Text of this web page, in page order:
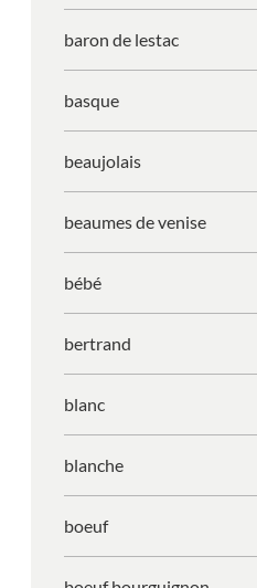
baron de lestac
basque
beaujolais
beaumes de venise
bébé
bertrand
blanc
blanche
boeuf